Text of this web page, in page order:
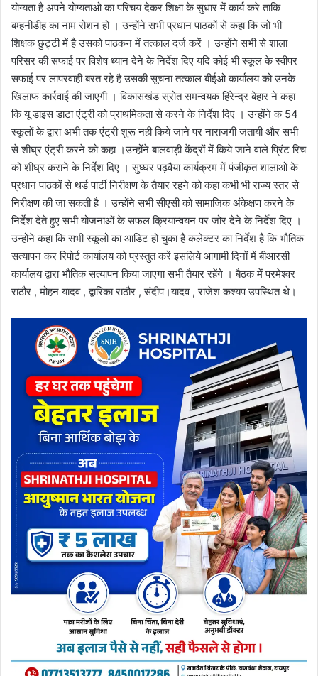
योग्यता है अपने योग्यताओ का परिचय देकर शिक्षा के सुधार में कार्य करे ताकि
बम्हनीडीह का नाम रोशन हो । उन्होंने सभी प्रधान पाठकों से कहा कि जो भी
शिक्षक छुट्टी में है उसको पाठकन में तत्काल दर्ज करें । उन्होंने सभी से शाला
परिसर की सफाई पर विशेष ध्यान देने के निर्देश दिए यदि कोई भी स्कूल के स्वीपर
सफाई पर लापरवाही बरत रहे है उसकी सूचना तत्काल बीईओ कार्यालय को उनके
खिलाफ कार्रवाई की जाएगी । विकासखंड स्रोत समन्वयक हिरेन्द्र बेहार ने कहा
कि यू डाइस डाटा एंट्री को प्राथमिकता से करने के निर्देश दिए । उन्होंने क 54
स्कूलों के द्वारा अभी तक एंट्री शुरू नही किये जाने पर नाराजगी जतायी और सभी
से शीघ्र एंट्री करने को कहा ।उन्होंने बालवाड़ी केंद्रों में किये जाने वाले प्रिंट रिच
को शीघ्र कराने के निर्देश दिए । सुघ्घर पढ़वैया कार्यक्रम में पंजीकृत शालाओं के
प्रधान पाठकों से थर्ड पार्टी निरीक्षण के तैयार रहने को कहा कभी भी राज्य स्तर से
निरीक्षण की जा सकती है । उन्होंने सभी सीएसी को सामाजिक अंकेक्षण करने के
निर्देश देते हुए सभी योजनाओं के सफल क्रियान्वयन पर जोर देने के निर्देश दिए ।
उन्होंने कहा कि सभी स्कूलो का आडिट हो चुका है कलेक्टर का निर्देश है कि भौतिक
सत्यापन कर रिपोर्ट कार्यालय को प्रस्तुत करें इसलिये आगामी दिनों में बीआरसी
कार्यालय द्वारा भौतिक सत्यापन किया जाएगा सभी तैयार रहेंगे । बैठक में परमेश्वर
राठौर , मोहन यादव , द्वारिका राठौर , संदीप।यादव , राजेश कश्यप उपस्थित थे।